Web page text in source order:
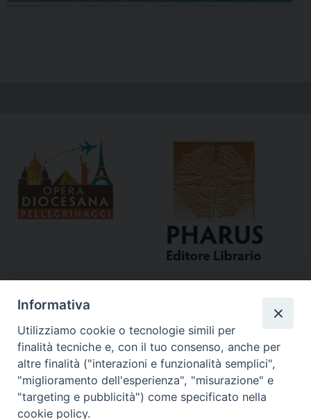
Curia
Informativa
Utilizziamo cookie o tecnologie simili per
finalità tecniche e, con il tuo consenso, anche per
altre finalità ("interazioni e funzionalità semplici",
"miglioramento dell'esperienza", "misurazione" e
"targeting e pubblicità") come specificato nella
cookie policy.